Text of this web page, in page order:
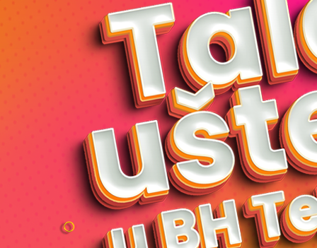
Svjetski je dan sportskih novinara:
koji žive sport svakog dana, bez
vremena!
15:54, 02.07.2026